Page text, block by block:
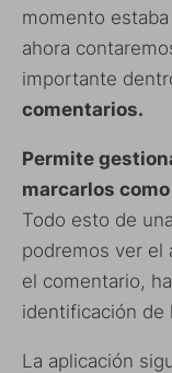
momento
ahora
importante
comentarios.
Permite
marcarlos
Todo esto de
podremos ver el
el comentario,
identificación de
La aplicación